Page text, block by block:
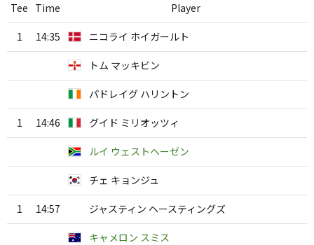
Tee Time Player
1 14:35 ニコライ ホイガールト
トム マッキビン
パドレイグ ハリントン
1 14:46 グイド ミリオッツィ
ルイ ウェストヘーゼン
チェ キョンジュ
1 14:57 ジャスティン ヘースティングズ
キャメロン スミス